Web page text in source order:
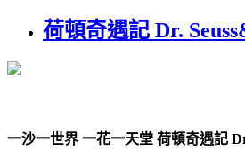
荷頓奇遇記 Dr.
一沙一世界 一花一天堂 荷頓奇遇記